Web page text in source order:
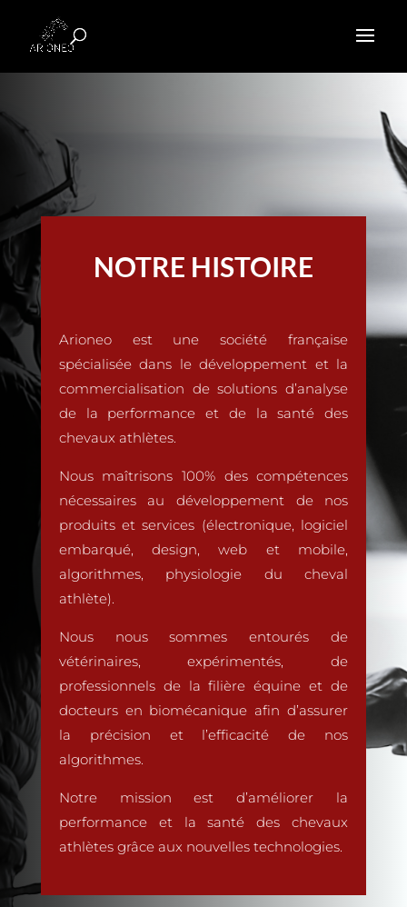
NOTRE HISTOIRE
Arioneo est une société française
spécialisée dans le développement et la
commercialisation de solutions d’analyse
de la performance et de la santé des
chevaux athlètes.
Nous maîtrisons 100% des compétences
nécessaires au développement de nos
produits et services (électronique, logiciel
embarqué, design, web et mobile,
algorithmes, physiologie du cheval
athlète).
Nous nous sommes entourés de
vétérinaires, expérimentés, de
professionnels de la filière équine et de
docteurs en biomécanique afin d’assurer
la précision et l’efficacité de nos
algorithmes.
Notre mission est d’améliorer la
performance et la santé des chevaux
athlètes grâce aux nouvelles technologies.